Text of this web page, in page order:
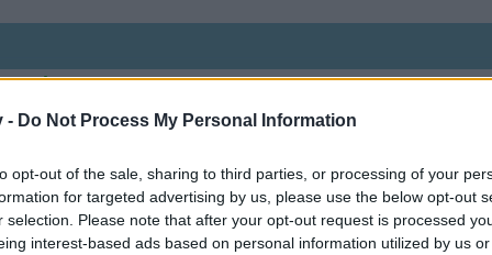
- Do Not Process My Personal Information
opt-out of the sale, sharing to third parties, or processing of your
for targeted advertising by us, please use the below opt-out
selection. Please note that after your opt-out request is processed
interest-based ads based on personal information utilized by us
L-Planesgibt. Optisch gefällt mit vor allem diePython.Mal